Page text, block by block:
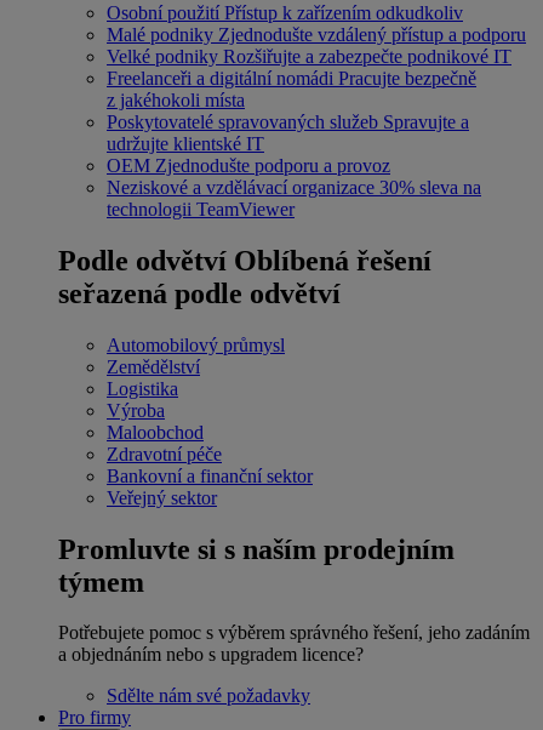
Osobní použití Přístup k zařízením odkudkoliv
Malé podniky Zjednodušte vzdálený přístup a podporu
Velké podniky Rozšiřujte a zabezpečte podnikové IT
Freelanceři a digitální nomádi Pracujte bezpečně
z jakéhokoli místa
Poskytovatelé spravovaných služeb Spravujte a
udržujte klientské IT
OEM Zjednodušte podporu a provoz
Neziskové a vzdělávací organizace 30% sleva na
technologii TeamViewer
Podle odvětví Oblíbená řešení
seřazená podle odvětví
Automobilový průmysl
Zemědělství
Logistika
Výroba
Maloobchod
Zdravotní péče
Bankovní a finanční sektor
Veřejný sektor
Promluvte si s naším prodejním
týmem
Potřebujete pomoc s výběrem správného řešení, jeho zadáním
a objednáním nebo s upgradem licence?
Sdělte nám své požadavky
Pro firmy